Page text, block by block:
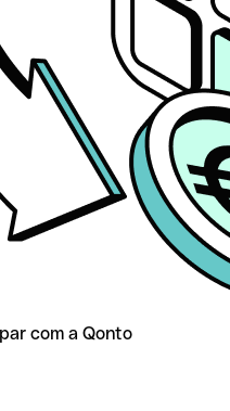
com a Qonto